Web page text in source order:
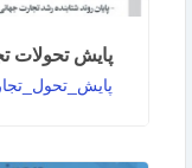
پایش تحولات